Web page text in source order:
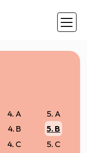
4. A
4. B
4. C
5. A
5. B
5. C